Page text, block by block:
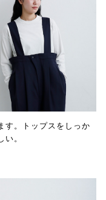
す。トップスをしっか
。